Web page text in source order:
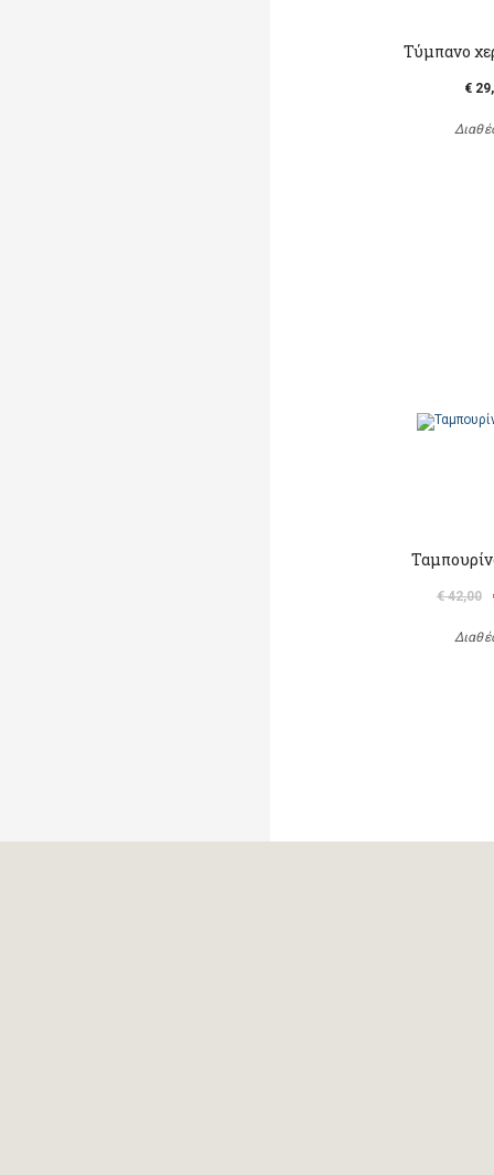
Τύμπανο
€
€ 42,00